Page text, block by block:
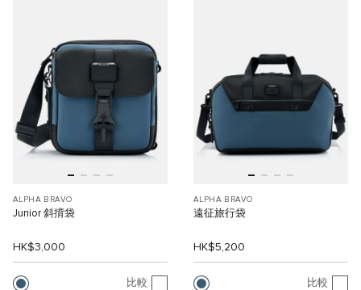
ALPHA BRAVO
Junior 斜揹袋
HK$3,000
比較
ALPHA BRAVO
遠征旅行袋
HK$5,200
比較